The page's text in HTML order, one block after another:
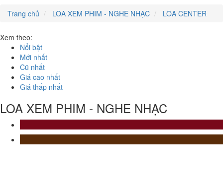
Trang chủ
LOA XEM PHIM - NGHE NHẠC LOA CENTER
Xem theo:
Nổi bật
Mới nhất
Cũ nhất
Giá cao nhất
Giá thấp nhất
LOA XEM PHIM - NGHE NHẠC